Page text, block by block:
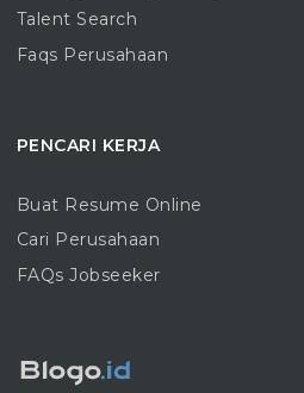
Talent Search
Faqs Perusahaan
PENCARI KERJA
Buat Resume Online
Cari Perusahaan
FAQs Jobseeker